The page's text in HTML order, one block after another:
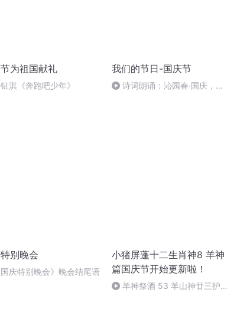
为祖国献礼
淇《奔跑吧少年》
我们的节日-国庆节
诗词朗诵：沁园春·国庆，朗
别晚会
国庆特别晚会》晚会结尾语
小猪屏蓬十二生肖神8 羊神
篇国庆节开始更新啦！
羊神祭酒 53 羊山神廿三护祭